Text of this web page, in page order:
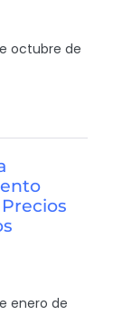
octubre de
enero de